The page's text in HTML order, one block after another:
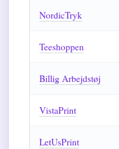
NordicTryk
Teeshoppen
Billig Arbejdstøj
VistaPrint
LetUsPrint